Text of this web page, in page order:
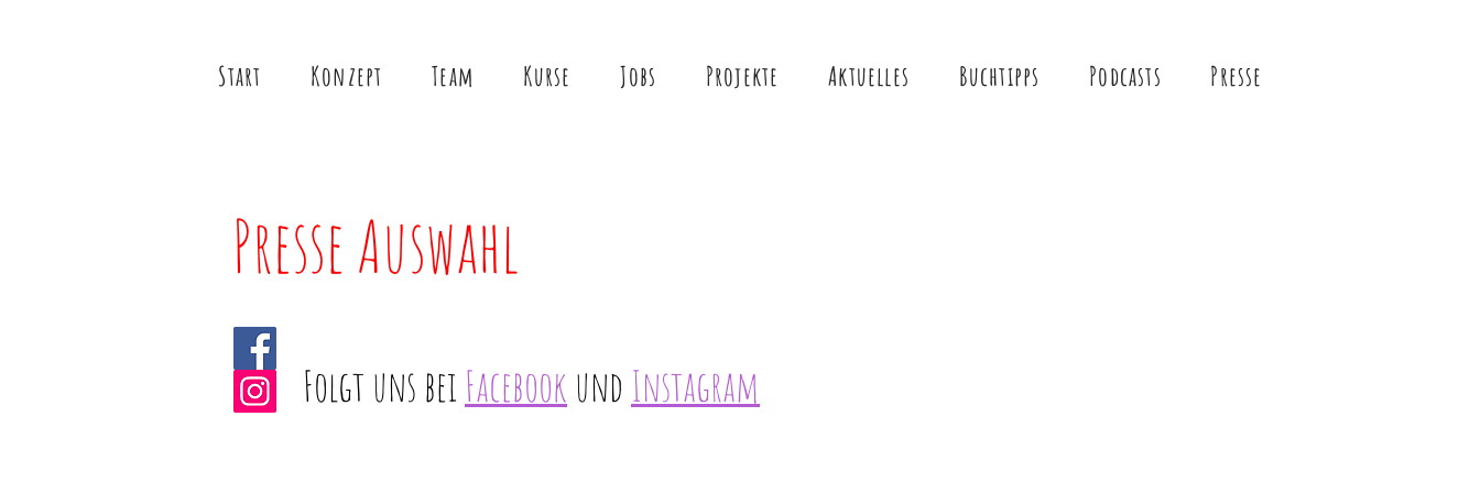
Start Konzept Team Kurse Jobs Projekte Aktuelles Buchtipps Podcasts Presse
Presse Auswahl
Folgt uns bei Facebook und Instagram